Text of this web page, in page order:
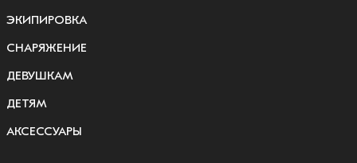
ЭКИПИРОВКА
СНАРЯЖЕНИЕ
ДЕВУШКАМ
ДЕТЯМ
АКСЕССУАРЫ